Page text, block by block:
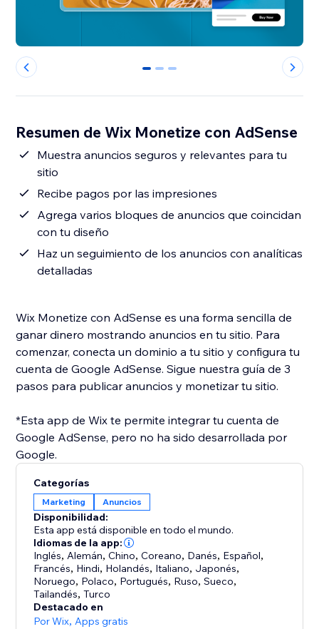
0 1 2
Resumen de Wix Monetize con AdSense
Muestra anuncios seguros y relevantes para tu
sitio
Recibe pagos por las impresiones
Agrega varios bloques de anuncios que coincidan
con tu diseño
Haz un seguimiento de los anuncios con analíticas
detalladas
Wix Monetize con AdSense es una forma sencilla de
ganar dinero mostrando anuncios en tu sitio. Para
comenzar, conecta un dominio a tu sitio y configura tu
cuenta de Google AdSense. Sigue nuestra guía de 3
pasos para publicar anuncios y monetizar tu sitio.
*Esta app de Wix te permite integrar tu cuenta de
Google AdSense, pero no ha sido desarrollada por
Google.
Categorías
Marketing Anuncios
Disponibilidad:
Esta app está disponible en todo el mundo.
Idiomas de la app:
Inglés, Alemán,Chino,Coreano, Danés, Español,
Francés, Hindi, Holandés, Italiano, Japonés,
Noruego, Polaco, Portugués, Ruso,Sueco,
Tailandés,Turco
Destacado en
Por Wix, Apps gratis